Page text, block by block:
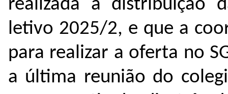
realizada a distribuição
letivo 2025/2, e que a
para realizar a oferta no
a última reunião do